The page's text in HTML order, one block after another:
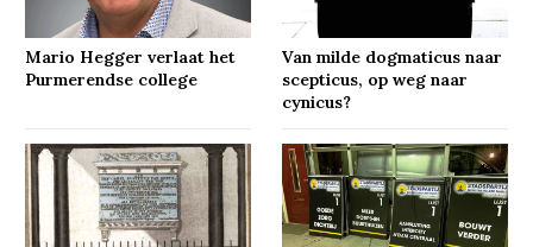
Mario Hegger verlaat het
Purmerendse college
Van milde dogmaticus naar
scepticus, op weg naar
cynicus?